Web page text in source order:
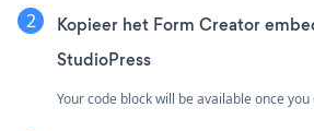
Kopieer het Form Creator
StudioPress
Your code block will be available once